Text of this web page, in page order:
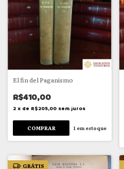
El fin del Paganismo
R$410,00
2 x de R$205,00 sem juros
1em estoque
GRÁTIS